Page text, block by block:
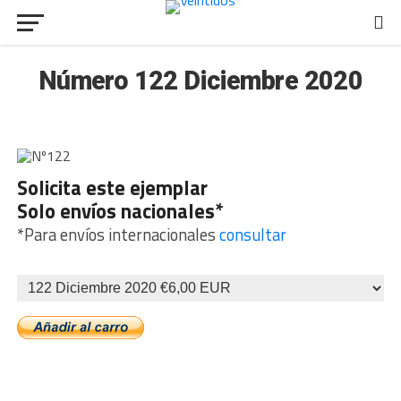
Número 122 Diciembre 2020
Solicita este ejemplar
Solo envíos nacionales*
*Para envíos internacionalesconsultar